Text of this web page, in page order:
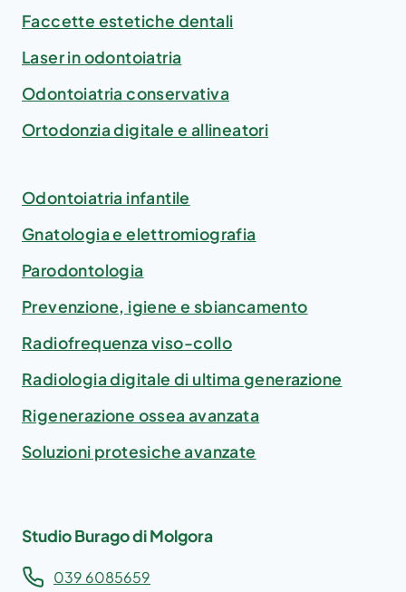
Faccette estetiche dentali
Laser in odontoiatria
Odontoiatria conservativa
Ortodonzia digitale e allineatori
Odontoiatria infantile
Gnatologia e elettromiografia
Parodontologia
Prevenzione, igiene e sbiancamento
Radiofrequenza viso-collo
Radiologia digitale di ultima generazione
Rigenerazione ossea avanzata
Soluzioni protesiche avanzate
Studio Burago di Molgora
039 6085659